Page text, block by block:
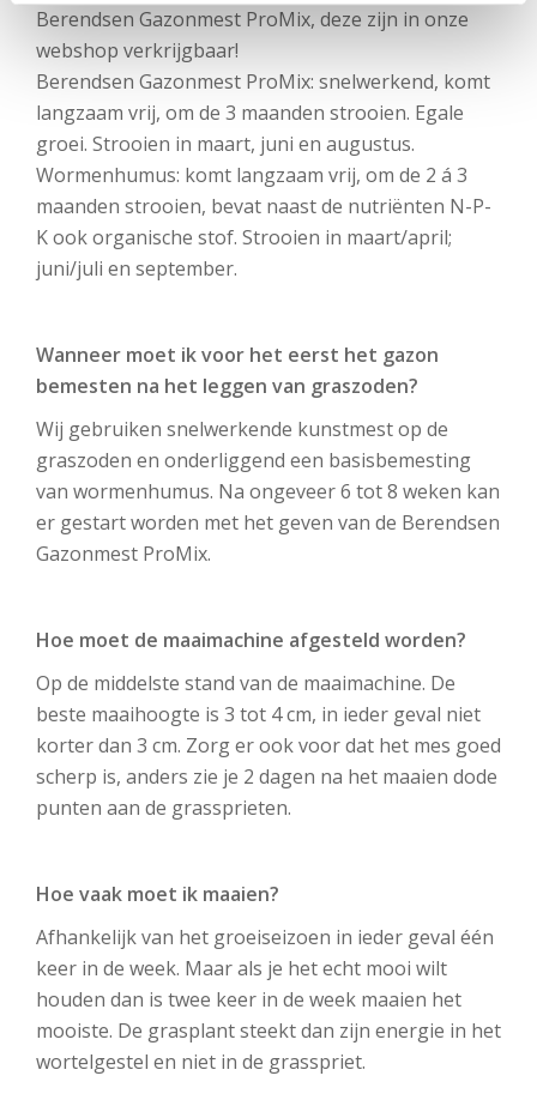
Berendsen Gazonmest ProMix, deze zijn in onze
webshop verkrijgbaar!
Berendsen Gazonmest ProMix: snelwerkend, komt
langzaam vrij, om de 3 maanden strooien. Egale
groei. Strooien in maart, juni en augustus.
Wormenhumus: komt langzaam vrij, om de 2 á 3
maanden strooien, bevat naast de nutriënten N-P-
K ook organische stof. Strooien in maart/april;
juni/juli en september.
Wanneer moet ik voor het eerst het gazon
bemesten na het leggen van graszoden?
Wij gebruiken snelwerkende kunstmest op de
graszoden en onderliggend een basisbemesting
van wormenhumus. Na ongeveer 6 tot 8 weken kan
er gestart worden met het geven van de Berendsen
Gazonmest ProMix.
Hoe moet de maaimachine afgesteld worden?
Op de middelste stand van de maaimachine. De
beste maaihoogte is 3 tot 4 cm, in ieder geval niet
korter dan 3 cm. Zorg er ook voor dat het mes goed
scherp is, anders zie je 2 dagen na het maaien dode
punten aan de grassprieten.
Hoe vaak moet ik maaien?
Afhankelijk van het groeiseizoen in ieder geval één
keer in de week. Maar als je het echt mooi wilt
houden dan is twee keer in de week maaien het
mooiste. De grasplant steekt dan zijn energie in het
wortelgestel en niet in de grasspriet.